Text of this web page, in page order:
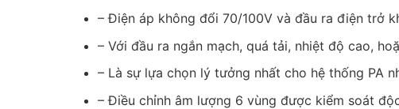
– Điện áp không đổi 70/100V và đầu ra điện trở
– Với đầu ra ngắn mạch, quá tải, nhiệt độ cao,
– Là sự lựa chọn lý tưởng nhất cho hệ thống PA
– Điều chỉnh âm lượng 6 vùng được kiểm soát